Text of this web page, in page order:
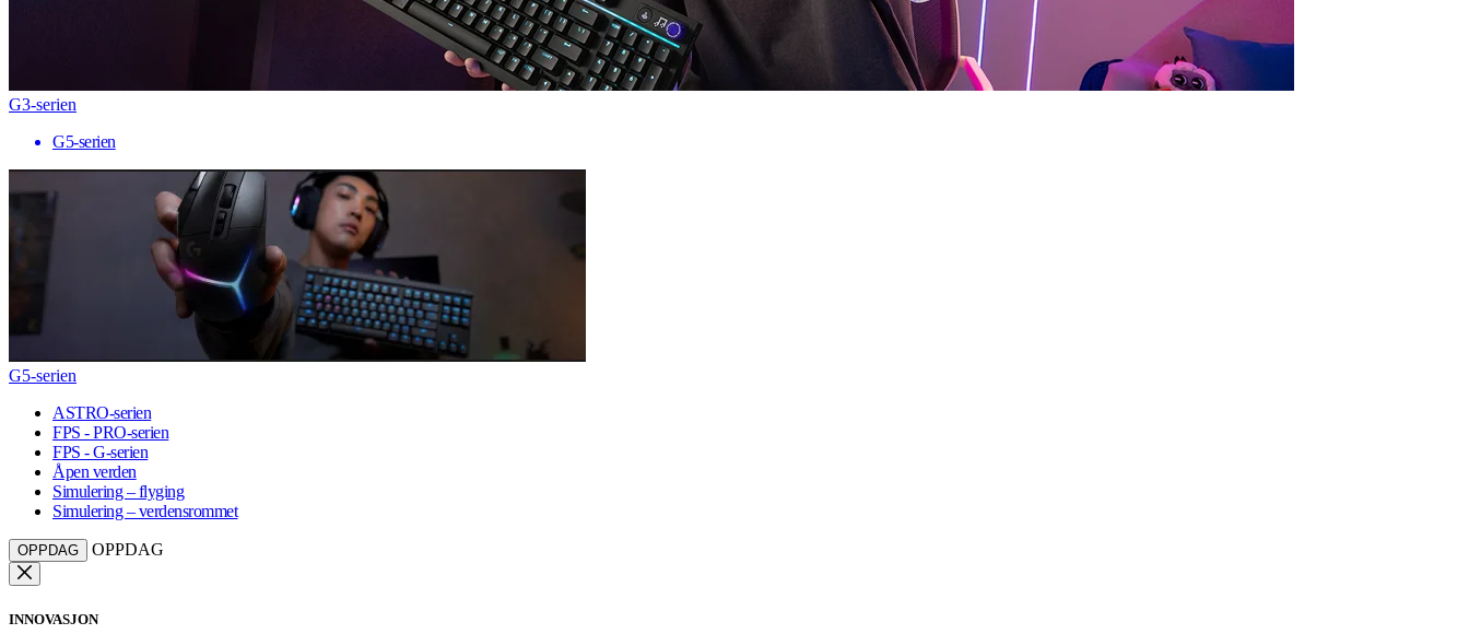
G3-serien
G5-serien
G5-serien
ASTRO-serien
FPS - PRO-serien
FPS - G-serien
Åpen verden
Simulering – flyging
Simulering – verdensrommet
OPPDAG OPPDAG
INNOVASJON